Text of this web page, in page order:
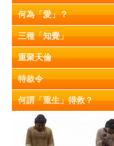
何為「愛」？
三種「知覺」
重聚天倫
特赦令
何謂「重生」得救？